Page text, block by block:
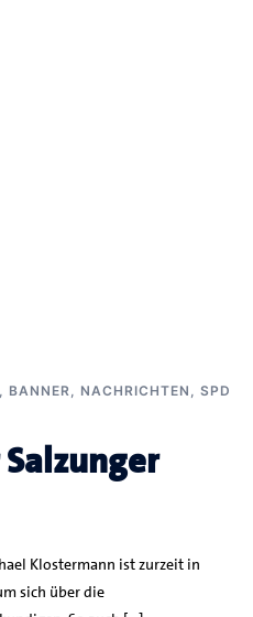
BANNER NACHRICHTEN
SPD
Klostermann ist zurzeit in
sich über die